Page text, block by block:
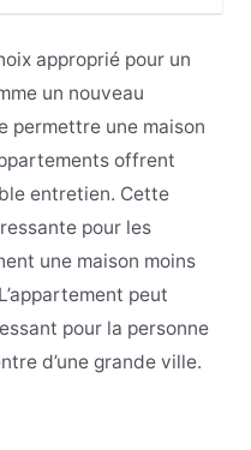
approprié pour un
un nouveau
permettre une maison
offrent
entretien. Cette
pour les
une maison moins
peut
pour la personne
d’une grande ville.